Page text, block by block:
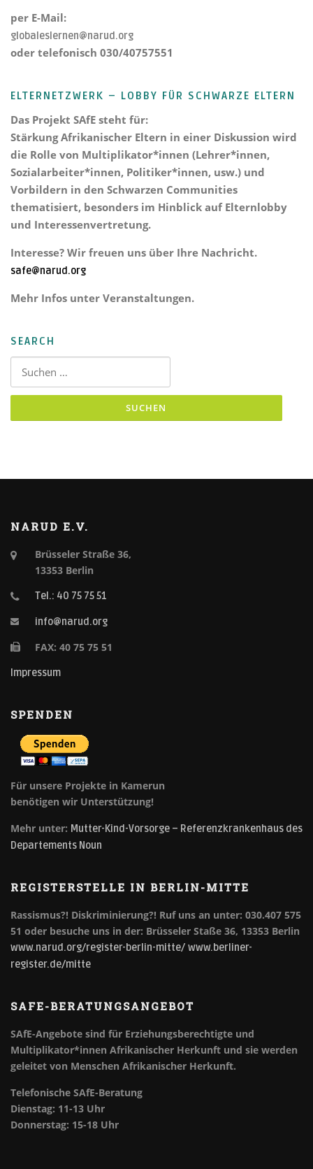
per E-Mail:
globaleslernen@narud.org
oder telefonisch 030/40757551
ELTERNETZWERK – LOBBY FÜR SCHWARZE ELTERN
Das Projekt SAfE steht für:
Stärkung Afrikanischer Eltern in einer Diskussion wird
die Rolle von Multiplikator*innen (Lehrer*innen,
Sozialarbeiter*innen, Politiker*innen, usw.) und
Vorbildern in den Schwarzen Communities
thematisiert, besonders im Hinblick auf Elternlobby
und Interessenvertretung.
Interesse? Wir freuen uns über Ihre Nachricht.
safe@narud.org
Mehr Infos unter Veranstaltungen.
SEARCH
Suchen nach:
NARUD E.V.
Brüsseler Straße 36,
13353 Berlin
Tel.: 40 75 75 51
info@narud.org
FAX: 40 75 75 51
Impressum
SPENDEN
Für unsere Projekte in Kamerun
benötigen wir Unterstützung!
Mehr unter: Mutter-Kind-Vorsorge – Referenzkrankenhaus des
Departements Noun
REGISTERSTELLE IN BERLIN-MITTE
Rassismus?! Diskriminierung?! Ruf uns an unter: 030.407 575
51 oder besuche uns in der: Brüsseler Staße 36, 13353 Berlin
www.narud.org/register-berlin-mitte/ www.berliner-
register.de/mitte
SAFE-BERATUNGSANGEBOT
SAfE-Angebote sind für Erziehungsberechtigte und
Multiplikator*innen Afrikanischer Herkunft und sie werden
geleitet von Menschen Afrikanischer Herkunft.
Telefonische SAfE-Beratung
Dienstag: 11-13 Uhr
Donnerstag: 15-18 Uhr